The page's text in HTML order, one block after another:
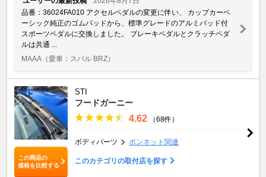
品番：36024FA010 アクセルペダルの変更に伴い、 カップカーベ
ーシック純正のゴムパッドから、標準グレードのアルミパッド付
スポーツペダルに交換しました。 ブレーキペダルとクラッチペダ
ルは共通 ...
MAAA （愛車：スバル BRZ）
この商品の
価格を比較する
STI
フードガーニー
4.62 （68件）
ボディパーツ ボンネット関連
このカテゴリの取付店を探す